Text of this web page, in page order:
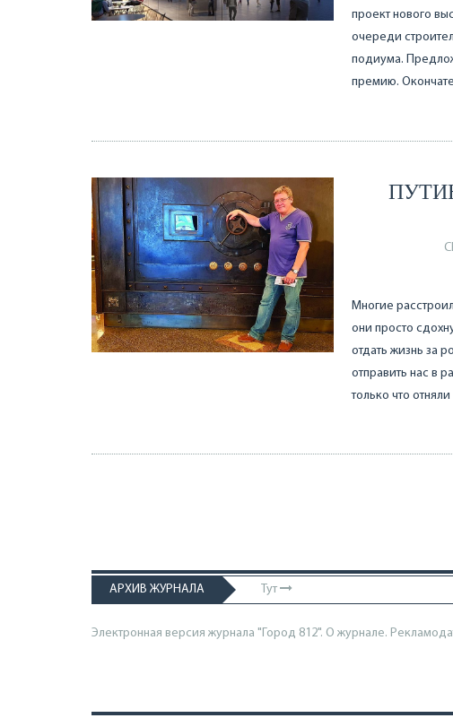
проект нового
очереди
подиума.
премию.
Многие
они просто
отдать жизнь за
отправить нас в
только что
АРХИВ ЖУРНАЛА Тут
Электронная версия журнала "Город 812". О журнале.